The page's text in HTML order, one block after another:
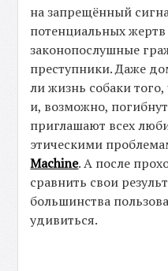
на запрещённый
потенциальных жертв
законопослушные
преступники. Даже
ли жизнь собаки
и, возможно,
приглашают всех
этическими
Machine. А после
сравнить свои
большинства
удивиться.